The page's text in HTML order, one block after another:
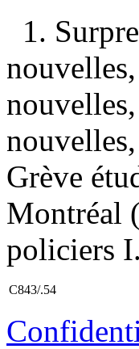
1.
Grève
Montréal
policiers
C843/.54